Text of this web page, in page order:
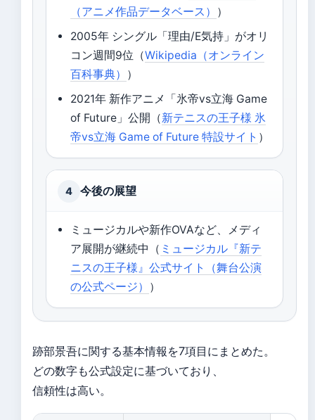
（アニメ作品データベース） ）
2005年 シングル「理由/E気持」がオリ
コン週間9位（Wikipedia（オンライン
百科事典） ）
2021年 新作アニメ「氷帝vs立海 Game
of Future」公開（新テニスの王子様 氷
帝vs立海 Game of Future 特設サイト ）
4 今後の展望
ミュージカルや新作OVAなど、メディ
ア展開が継続中（ ミュージカル『新テ
ニスの王子様』公式サイト（舞台公演
の公式ページ） ）
跡部景吾に関する基本情報を7項目にまとめた。
どの数字も公式設定に基づいており、
信頼性は高い。